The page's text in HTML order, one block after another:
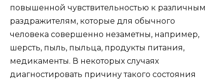
повышенной чувствительностью к различным
раздражителям, которые для обычного
человека совершенно незаметны, например,
шерсть, пыль, пыльца, продукты питания,
медикаменты. В некоторых случаях
диагностировать причину такого состояния